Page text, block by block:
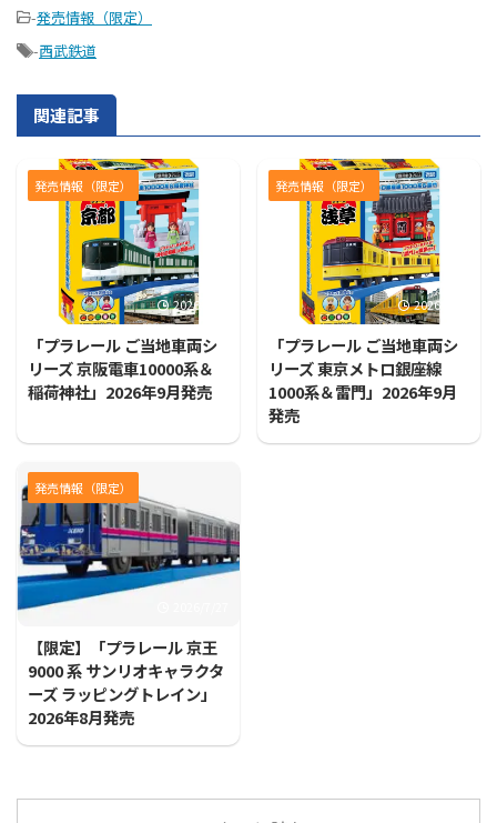
-発売情報（限定）
-西武鉄道
関連記事
発売情報（限定）
2026/7/31
「プラレール ご当地車両シ
リーズ 京阪電車10000系＆
稲荷神社」2026年9月発売
発売情報（限定）
2026/7/31
「プラレール ご当地車両シ
リーズ 東京メトロ銀座線
1000系＆雷門」2026年9月
発売
発売情報（限定）
【限定】「プラレール 京王
9000 系 サンリオキャラクタ
ーズ ラッピングトレイン」
2026年8月発売